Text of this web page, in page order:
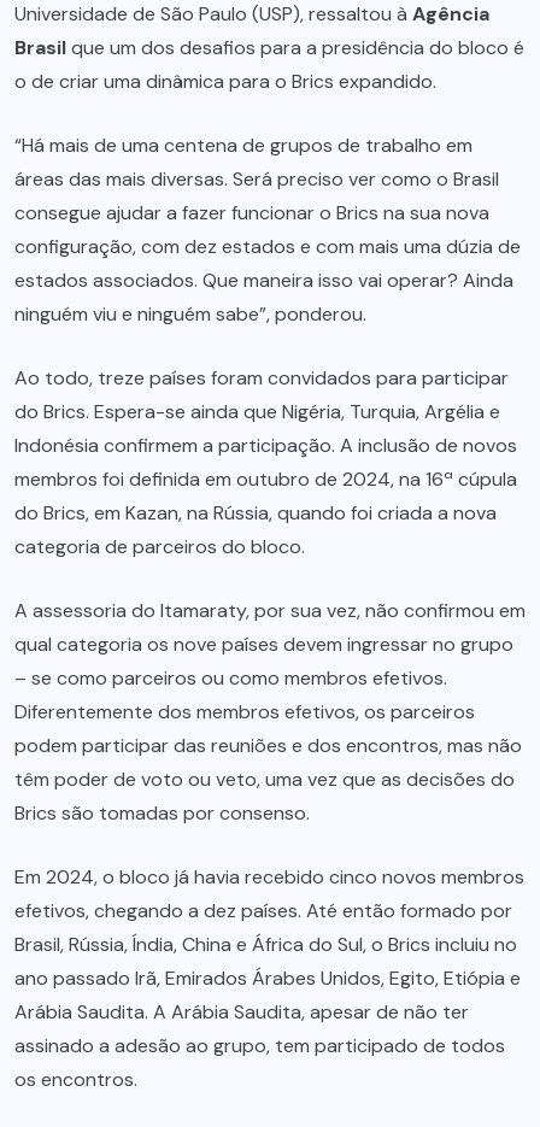
Universidade de São Paulo (USP), ressaltou à Agência
Brasilque um dos desafios para a presidência do bloco é
o de criar uma dinâmica para o Brics expandido.
“Há mais de uma centena de grupos de trabalho em
áreas das mais diversas. Será preciso ver como o Brasil
consegue ajudar a fazer funcionar o Brics na sua nova
configuração, com dez estados e com mais uma dúzia de
estados associados. Que maneira isso vai operar? Ainda
ninguém viu e ninguém sabe”, ponderou.
Ao todo, treze países foram convidados para participar
do Brics. Espera-se ainda que Nigéria, Turquia, Argélia e
Indonésia confirmem a participação. A inclusão de novos
membros foi definida em outubro de 2024, na 16ª cúpula
do Brics, em Kazan, na Rússia, quando foi criada a nova
categoria de parceiros do bloco.
A assessoria do Itamaraty, por sua vez, não confirmou em
qual categoria os nove países devem ingressar no grupo
– se como parceiros ou como membros efetivos.
Diferentemente dos membros efetivos, os parceiros
podem participar das reuniões e dos encontros, mas não
têm poder de voto ou veto, uma vez que as decisões do
Brics são tomadas por consenso.
Em 2024, o bloco já havia recebido cinco novos membros
efetivos, chegando a dez países. Até então formado por
Brasil, Rússia, Índia, China e África do Sul, o Brics incluiu no
ano passado Irã, Emirados Árabes Unidos, Egito, Etiópia e
Arábia Saudita. A Arábia Saudita, apesar de não ter
assinado a adesão ao grupo, tem participado de todos
os encontros.